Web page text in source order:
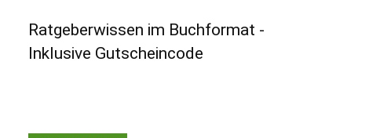
Ratgeberwissen im Buchformat -
Inklusive Gutscheincode